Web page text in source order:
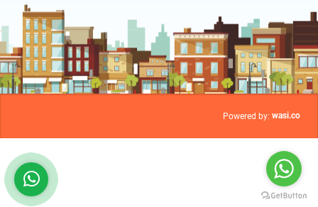
Powered by: wasi.co